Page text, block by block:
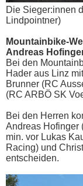
Die Sieger:innen
Lindpointner)
Mountainbike-
Andreas
Bei den
Hader aus Linz
Brunner (RC
(RC ARBÖ SK
Bei den Herren
Andreas Hofinger
min. vor Lukas
Racing) und
entscheiden.